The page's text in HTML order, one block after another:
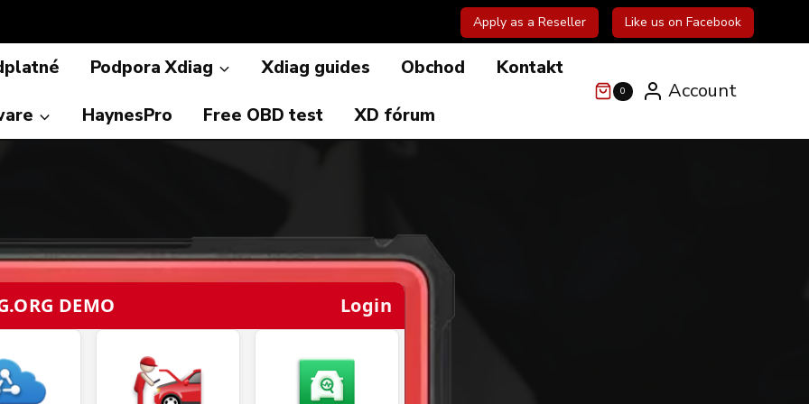
Apply as a Reseller Like us on Facebook
Podpora Xdiag Xdiag guides Obchod Kontakt
HaynesPro Free OBD test XD fórum
0 Account
DEMO Login